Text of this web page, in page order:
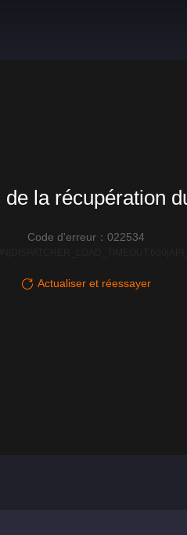
la récupération
Code d'erreur：022534
Actualiser et réessayer